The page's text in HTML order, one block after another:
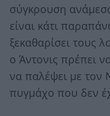
σύγκρουση
είναι κάτι
ξεκαθαρίσει τους
ο Άντονις πρέπει
να παλέψει με τον
πυγμάχο που δεν